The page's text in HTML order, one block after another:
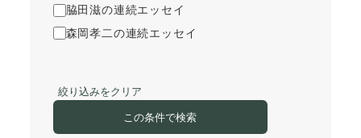
脇田滋の連続エッセイ
森岡孝二の連続エッセイ
絞り込みをクリア
この条件で検索